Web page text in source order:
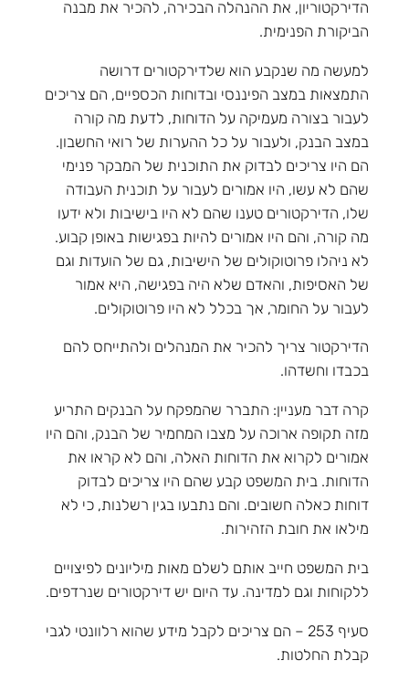
הדירקטוריון, את ההנהלה הבכירה, להכיר את מבנה
הביקורת הפנימית.
למעשה מה שנקבע הוא שלדירקטורים דרושה
התמצאות במצב הפיננסי ובדוחות הכספיים, הם צריכים
לעבור בצורה מעמיקה על הדוחות, לדעת מה קורה
במצב הבנק, ולעבור על כל ההערות של רואי החשבון.
הם היו צריכים לבדוק את התוכנית של המבקר פנימי
שהם לא עשו, היו אמורים לעבור על תוכנית העבודה
שלו, הדירקטורים טענו שהם לא היו בישיבות ולא ידעו
מה קורה, והם היו אמורים להיות בפגישות באופן קבוע.
לא ניהלו פרוטוקולים של הישיבות, גם של הועדות וגם
של האסיפות, והאדם שלא היה בפגישה, היא אמור
לעבור על החומר, אך בכלל לא היו פרוטוקולים.
הדירקטור צריך להכיר את המנהלים ולהתייחס להם
בכבדו וחשדהו.
קרה דבר מעניין: התברר שהמפקח על הבנקים התריע
מזה תקופה ארוכה על מצבו המחמיר של הבנק, והם היו
אמורים לקרוא את הדוחות האלה, והם לא קראו את
הדוחות. בית המשפט קבע שהם היו צריכים לבדוק
דוחות כאלה חשובים. והם נתבעו בגין רשלנות, כי לא
מילאו את חובת הזהירות.
בית המשפט חייב אותם לשלם מאות מיליונים לפיצויים
ללקוחות וגם למדינה. עד היום יש דירקטורים שנרדפים.
סעיף 253 – הם צריכים לקבל מידע שהוא רלוונטי לגבי
קבלת החלטות.